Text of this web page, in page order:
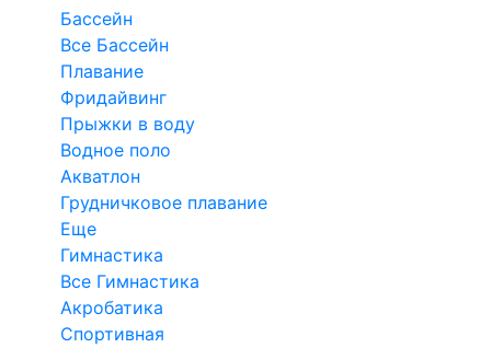
Бассейн
Все Бассейн
Плавание
Фридайвинг
Прыжки в воду
Водное поло
Акватлон
Грудничковое плавание
Еще
Гимнастика
Все Гимнастика
Акробатика
Спортивная